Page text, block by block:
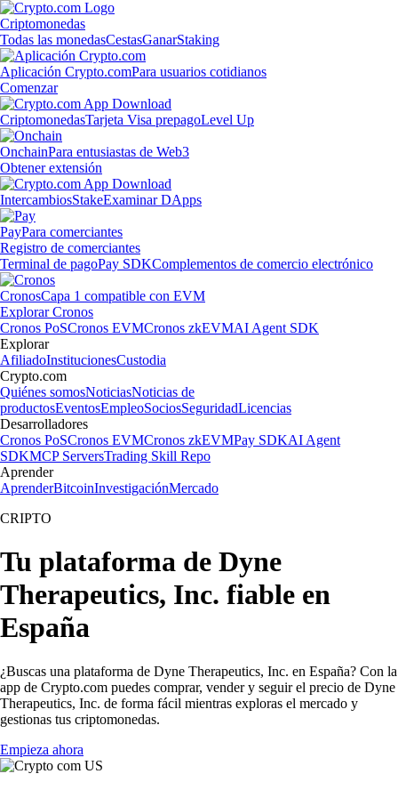
Criptomonedas
Todas las monedasCestasGanarStaking
Aplicación Crypto.comPara usuarios cotidianos
Comenzar
CriptomonedasTarjeta Visa prepagoLevel Up
OnchainPara entusiastas de Web3
Obtener extensión
IntercambiosStakeExaminar DApps
PayPara comerciantes
Registro de comerciantes
Terminal de pagoPay SDKComplementos de comercio electrónico
CronosCapa 1 compatible con EVM
Explorar Cronos
Cronos PoSCronos EVMCronos zkEVMAI Agent SDK
Explorar
AfiliadoInstitucionesCustodia
Crypto.com
Quiénes somosNoticiasNoticias de
productosEventosEmpleoSociosSeguridadLicencias
Desarrolladores
Cronos PoSCronos EVMCronos zkEVMPay SDKAI Agent
SDKMCP ServersTrading Skill Repo
Aprender
AprenderBitcoinInvestigaciónMercado
CRIPTO
Tu plataforma de Dyne
Therapeutics, Inc. fiable en
España
¿Buscas una plataforma de Dyne Therapeutics, Inc. en España? Con la
app de Crypto.com puedes comprar, vender y seguir el precio de Dyne
Therapeutics, Inc. de forma fácil mientras exploras el mercado y
gestionas tus criptomonedas.
Empieza ahora